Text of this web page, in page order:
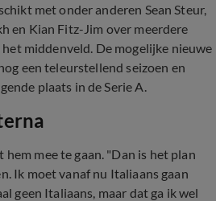
met onder anderen Sean Steur,
en Kian Fitz-Jim over meerdere
middenveld. De mogelijke nieuwe
een teleurstellend seizoen en
plaats in de Serie A.
hem mee te gaan. "Dan is het plan
Ik moet vanaf nu Italiaans gaan
geen Italiaans, maar dat ga ik wel